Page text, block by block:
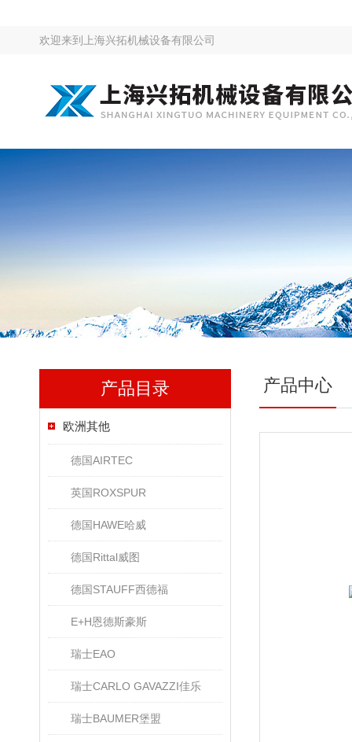
欢迎来到 上海兴拓机械设备有限公司
产品目录
欧洲其他
德国AIRTEC
英国ROXSPUR
德国HAWE哈威
德国Rittal威图
德国STAUFF西德福
E+H恩德斯豪斯
瑞士EAO
瑞士CARLO GAVAZZI佳乐
瑞士BAUMER堡盟
产品中心